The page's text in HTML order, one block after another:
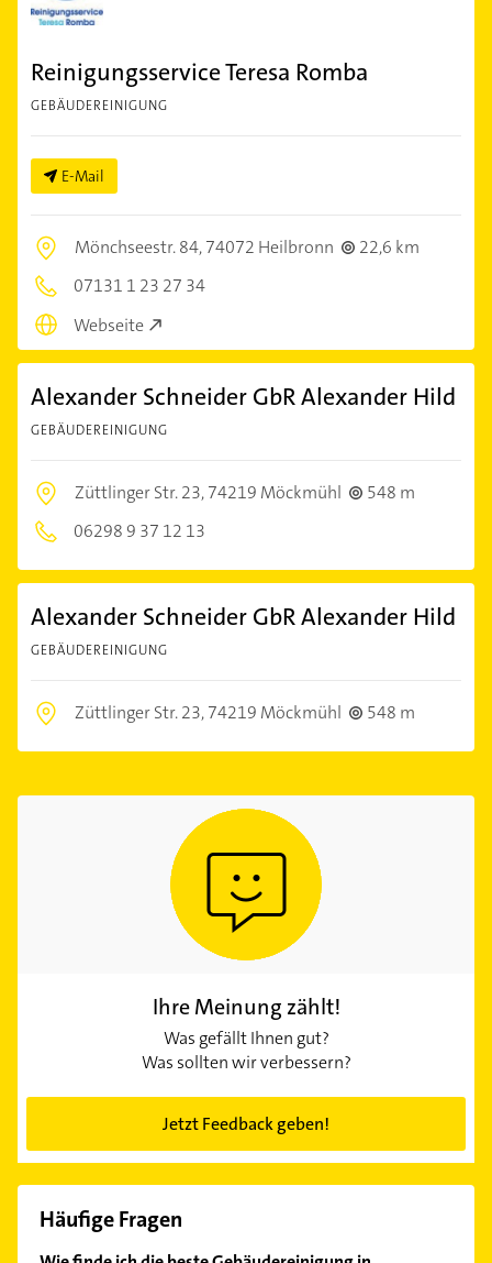
Reinigungsservice Teresa Romba
GEBÄUDEREINIGUNG
E-Mail
Mönchseestr. 84,74072 Heilbronn
22,6 km
07131 1 23 27 34
Webseite
Alexander Schneider GbR Alexander Hild
GEBÄUDEREINIGUNG
Züttlinger Str. 23,74219 Möckmühl
548 m
06298 9 37 12 13
Alexander Schneider GbR Alexander Hild
GEBÄUDEREINIGUNG
Züttlinger Str. 23,74219 Möckmühl 548 m
Ihre Meinung zählt!
Was gefällt Ihnen gut?
Was sollten wir verbessern?
Jetzt Feedback geben!
Häufige Fragen